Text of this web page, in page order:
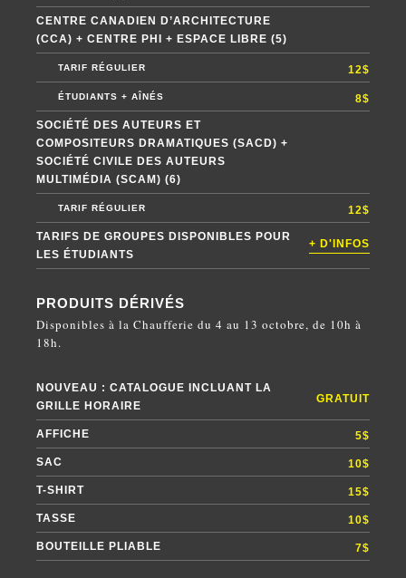
CENTRE CANADIEN D’ARCHITECTURE
(CCA) + CENTRE PHI + ESPACE LIBRE (5)
TARIF RÉGULIER 12$
ÉTUDIANTS + AÎNÉS 8$
SOCIÉTÉ DES AUTEURS ET
COMPOSITEURS DRAMATIQUES (SACD) +
SOCIÉTÉ CIVILE DES AUTEURS
MULTIMÉDIA (SCAM) (6)
TARIF RÉGULIER 12$
TARIFS DE GROUPES DISPONIBLES POUR
LES ÉTUDIANTS
+ D'INFOS
PRODUITS DÉRIVÉS
Disponibles à la Chaufferie du 4 au 13 octobre, de 10h à
18h.
NOUVEAU : CATALOGUE INCLUANT LA
GRILLE HORAIRE
GRATUIT
AFFICHE 5$
SAC 10$
T-SHIRT 15$
TASSE 10$
BOUTEILLE PLIABLE 7$